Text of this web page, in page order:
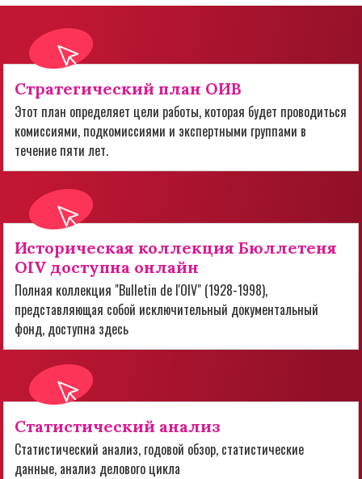
Стратегический план ОИВ
Этот план определяет цели работы, которая будет проводиться
комиссиями, подкомиссиями и экспертными группами в
течение пяти лет.
Историческая коллекция Бюллетеня
OIV доступна онлайн
Полная коллекция "Bulletin de l'OIV" (1928-1998),
представляющая собой исключительный документальный
фонд, доступна здесь
Статистический анализ
Статистический анализ, годовой обзор, статистические
данные, анализ делового цикла